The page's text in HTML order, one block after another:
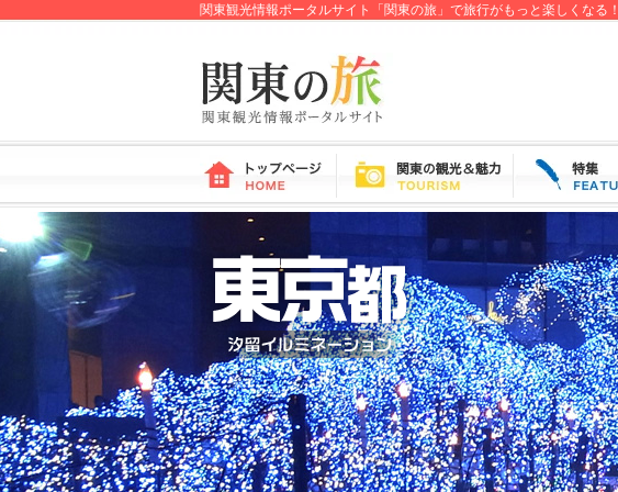
関東観光情報ポータルサイト「関東の旅」で旅行がもっと楽しくなる！